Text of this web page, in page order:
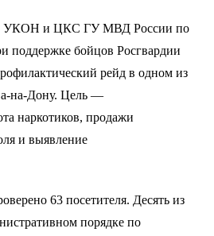
УКОН и ЦКС ГУ МВД России по
поддержке бойцов Росгвардии
рейд в одном из
на-Дону. Цель —
наркотиков, продажи
и выявление
63 посетителя. Десять из
порядке по